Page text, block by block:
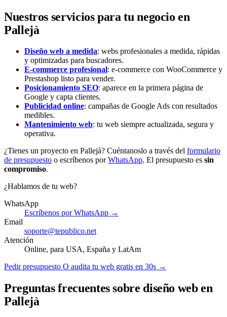
Nuestros servicios para tu negocio en
Pallejà
Diseño web a medida: webs profesionales a medida, rápidas
y optimizadas para buscadores.
E-commerce profesional: e-commerce con WooCommerce y
Prestashop listo para vender.
Posicionamiento SEO: aparece en la primera página de
Google y capta clientes.
Publicidad online: campañas de Google Ads con resultados
medibles.
Mantenimiento web: tu web siempre actualizada, segura y
operativa.
¿Tienes un proyecto en Pallejà? Cuéntanoslo a través del formulario
de presupuesto o escríbenos porWhatsApp. El presupuesto es sin
compromiso.
¿Hablamos de tu web?
WhatsApp
Escríbenos por WhatsApp →
Email
soporte@tepublico.net
Atención
Online, para USA, España y LatAm
Pedir presupuesto O audita tu web gratis en 30s →
Preguntas frecuentes sobre diseño web en
Pallejà